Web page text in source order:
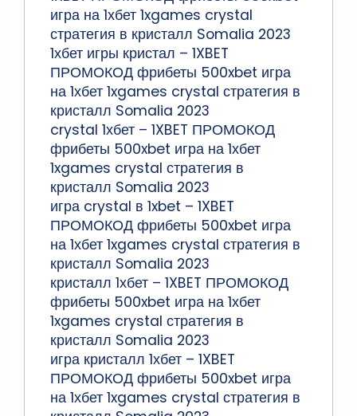
игра на 1хбет 1xgames crystal
стратегия в кристалл Somalia 2023
1хбет игры кристал – 1XBET
ПРОМОКОД фрибеты 500xbet игра
на 1хбет 1xgames crystal стратегия в
кристалл Somalia 2023
crystal 1хбет – 1XBET ПРОМОКОД
фрибеты 500xbet игра на 1хбет
1xgames crystal стратегия в
кристалл Somalia 2023
игра crystal в 1xbet – 1XBET
ПРОМОКОД фрибеты 500xbet игра
на 1хбет 1xgames crystal стратегия в
кристалл Somalia 2023
кристалл 1хбет – 1XBET ПРОМОКОД
фрибеты 500xbet игра на 1хбет
1xgames crystal стратегия в
кристалл Somalia 2023
игра кристалл 1хбет – 1XBET
ПРОМОКОД фрибеты 500xbet игра
на 1хбет 1xgames crystal стратегия в